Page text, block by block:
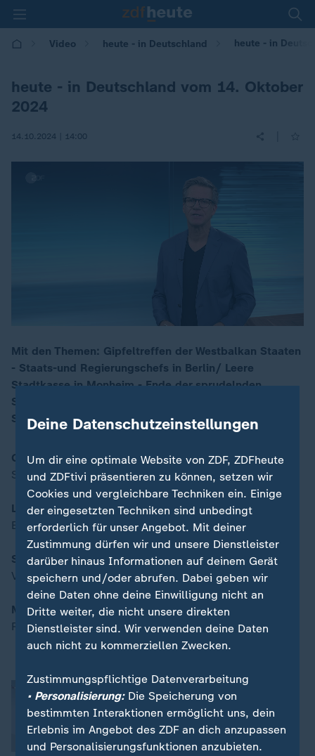
Video heute - in Deutschland heute - in
heute - in Deutschland vom 14. Oktober
2024
14.10.2024 | 14:00
00:16
Mit den Themen: Gipfeltreffen der Westbalkan Staaten
- Staats-und Regierungschefs in Berlin/ Leere
Stadtkasse in Monheim - Ende der sprudelnden
Steuereinnahmen/ Versteigerung an der Nordsee -
Sylter Strandkörbe unterm Hammer
Gipfeltreffen der Westbalkanstaaten
Staats- und Regierungschefs in Berlin
Leere Stadtkasse in Monheim
Ende der sprudelnden Steuereinnahmen
Saison-Strandkörbe unterm Hammer
Versteigerung an der Nordsee
Moderation:
Ralph Szepanski
Die Strategie der SPD
Karl Hinterleitner
Video1:55
Deine Datenschutzeinstellungen
Um dir eine optimale Website von ZDF, ZDFheute
und ZDFtivi präsentieren zu können, setzen wir
Cookies und vergleichbare Techniken ein. Einige
der eingesetzten Techniken sind unbedingt
erforderlich für unser Angebot. Mit deiner
Zustimmung dürfen wir und unsere Dienstleister
darüber hinaus Informationen auf deinem Gerät
speichern und/oder abrufen. Dabei geben wir
deine Daten ohne deine Einwilligung nicht an
Dritte weiter, die nicht unsere direkten
Dienstleister sind. Wir verwenden deine Daten
auch nicht zu kommerziellen Zwecken.
Zustimmungspflichtige Datenverarbeitung
• Personalisierung:Die Speicherung von
bestimmten Interaktionen ermöglicht uns, dein
Erlebnis im Angebot des ZDF an dich anzupassen
und Personalisierungsfunktionen anzubieten.